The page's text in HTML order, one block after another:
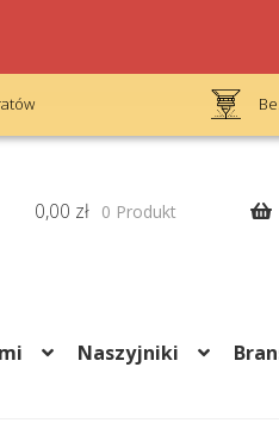
Naszyjniki
0,00 zł 0 Produkt